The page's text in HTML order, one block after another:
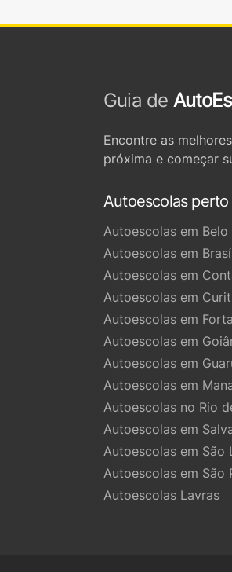
Guia de
Encontre as
próxima e começar
Autoescolas perto
Autoescolas em
Autoescolas em
Autoescolas em
Autoescolas em
Autoescolas em
Autoescolas em
Autoescolas em
Autoescolas em
Autoescolas no Rio
Autoescolas em
Autoescolas em São
Autoescolas em São
Autoescolas Lavras